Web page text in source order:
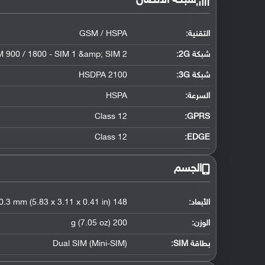
التقنية: GSM / HSPA
شبكة 2G: 900 / 1800 - SIM 1 &amp; SIM 2
شبكة 3G :
HSDPA 2100
السرعة: HSPA
GPRS:
Class 12
EDGE:
Class 12
الجسم
الأبعاد: 148 x 79 x 10.3 mm (5.83 x 3.11 x 0.41 in)
الوزن: 200 g (7.05 oz)
بطاقة SIM: Dual SIM (Mini-SIM)